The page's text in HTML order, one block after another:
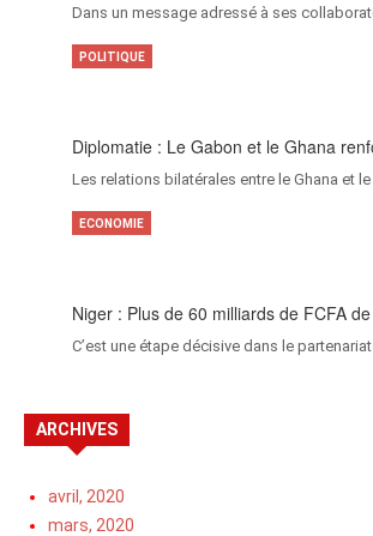
Dans un message adressé à ses
Diplomatie : Le Gabon et le Ghana
Les relations bilatérales entre le Ghana et le
POLITIQUE
Niger : Plus de 60 milliards de FCFA
C’est une étape décisive dans le partenariat
ECONOMIE
ARCHIVES
avril, 2020
mars, 2020